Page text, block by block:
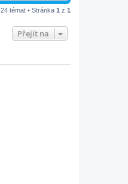
24 témat • Stránka 1 z 1
Přejít na